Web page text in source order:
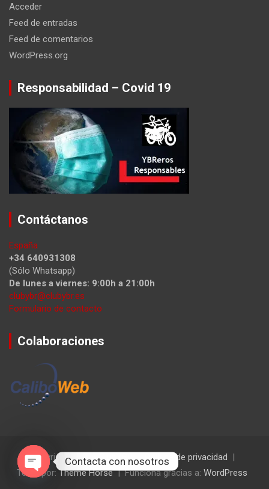
Acceder
Feed de entradas
Feed de comentarios
WordPress.org
Responsabilidad – Covid 19
Contáctanos
España
+34 640931308
(Sólo Whatsapp)
De lunes a viernes: 9:00h a 21:00h
clubybr@clubybr.es
Formulario de contacto
Colaboraciones
Copyright ©2026ClubYBR
Política de privacidad
Tema por:Theme Horse Funciona gracias a: WordPress
Contacta con nosotros